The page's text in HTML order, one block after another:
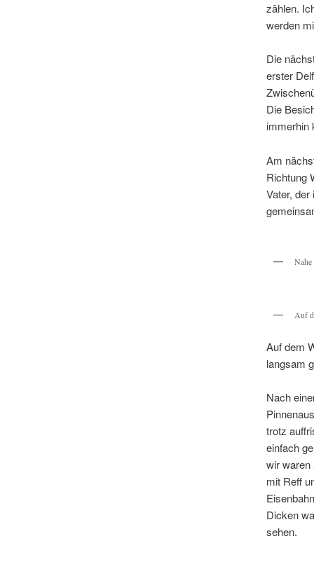
zählen.
werden
Die
erster
Die
immerhin
Am
Richtung
Vater,
Auf
Auf dem
langsam
Nach
trotz
einfach
wir waren
mit Reff
Dicken
sehen.